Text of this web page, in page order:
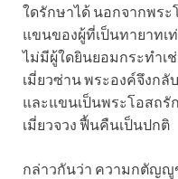
ใดรักษาได้ นอกจากพระ
แขนของผู้ที่เป็นทายาทเ
ไม่มีผู้ใดยินยอมกระทำเ
เมี่ยวซ่าน พระองค์จึงกลั
และแขนเป็นพระโอสถรั
เมี่ยวจวง ฟื้นคืนเป็นปกติ
กล่าวกันว่า ความกตัญญู